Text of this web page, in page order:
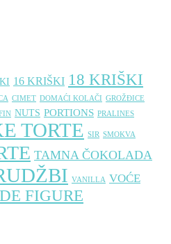
16 KRIŠKI 18 KRIŠKI
CIMET DOMAĆI KOLAČI GROŽÐICE
NUTS PORTIONS PRALINES
TORTE SIR SMOKVA
TAMNA ČOKOLADA
VANILLA VOĆE
FIGURE